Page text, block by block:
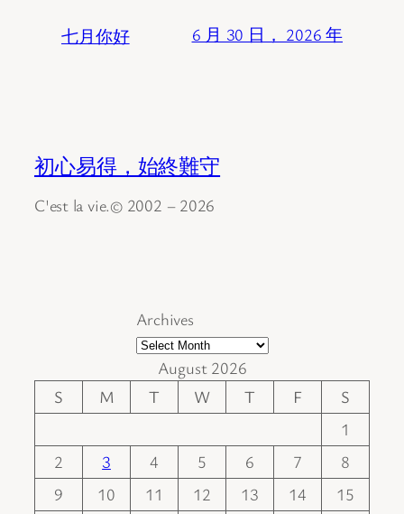
七月你好 6 月 30 日， 2026 年
初心易得，始終難守
C'est la vie.© 2002 – 2026
Archives
August 2026
S
M T W T F
S
1
2
3 4 5 6 7
8
9
10 11 12 13 14
15